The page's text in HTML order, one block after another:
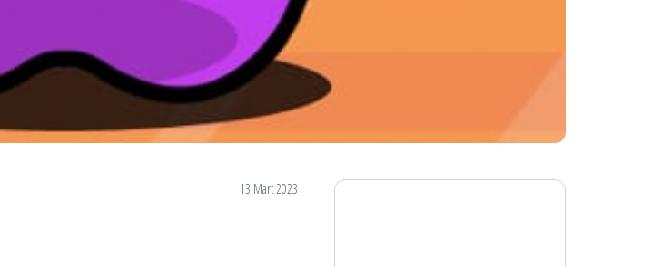
13 Mart 2023